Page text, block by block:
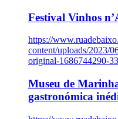
Festival Vinhos
https://
content/uploads/2023/
original-1686744290-
Museu de
gastronómica